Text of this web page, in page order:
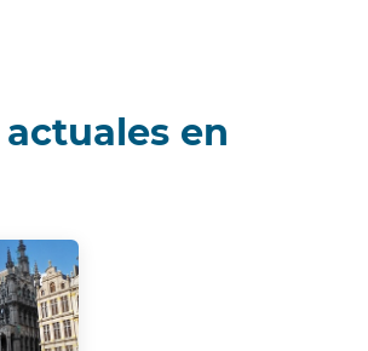
en